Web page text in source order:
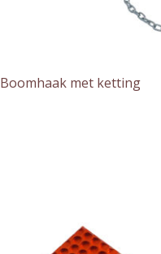
Boomhaak met ketting